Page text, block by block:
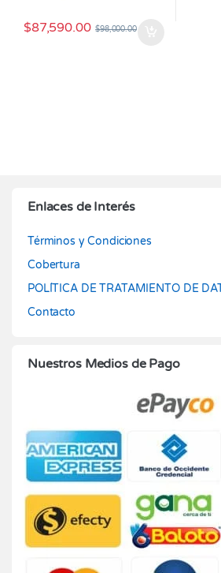
$87,590.00 $98,000.00
Enlaces de Interés
Términos y Condiciones
Cobertura
POLÍTICA DE TRATAMIENTO DE
Contacto
Nuestros Medios de Pago